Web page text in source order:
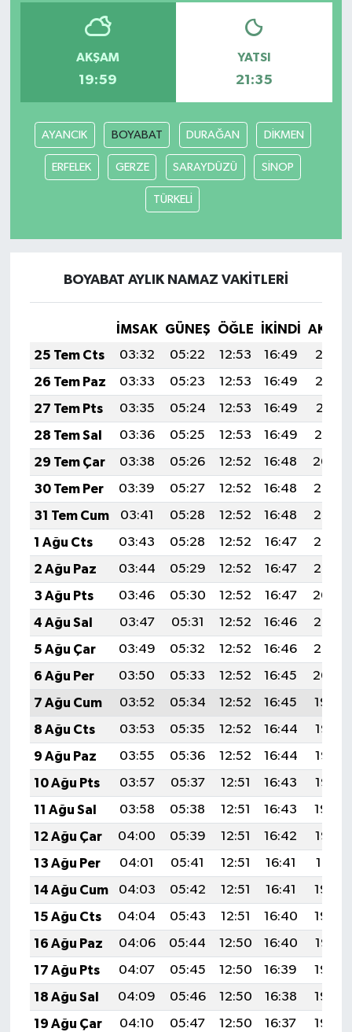
AKŞAM
19:59
YATSI
21:35
AYANCIK BOYABAT DURAĞAN DİKMEN
ERFELEK GERZE SARAYDÜZÜ SİNOP
TÜRKELİ
BOYABAT AYLIK NAMAZ VAKITLERI
İMSAK GÜNEŞ ÖĞLE İKINDI
25 Tem Cts
03:32 05:22 12:53 16:49
20:13
26 Tem Paz
03:33 05:23 12:53 16:49
20:12
27 Tem Pts
03:35 05:24 12:53 16:49
20:11
28 Tem Sal
03:36 05:25 12:53 16:49
20:10
29 Tem Çar
03:38 05:26 12:52 16:48
20:09
30 Tem Per
03:39 05:27 12:52 16:48
20:08
31 Tem Cum
03:41 05:28 12:52 16:48
20:07
1 Ağu Cts
03:43 05:28 12:52 16:47
20:06
2 Ağu Paz
03:44 05:29 12:52 16:47
20:05
3 Ağu Pts
03:46 05:30 12:52 16:47
20:04
4 Ağu Sal
03:47 05:31 12:52 16:46
20:03
5 Ağu Çar
03:49 05:32 12:52 16:46
20:02
6 Ağu Per
03:50 05:33 12:52 16:45
20:00
7 Ağu Cum
03:52 05:34 12:52 16:45
19:59
8 Ağu Cts
03:53 05:35 12:52 16:44
19:58
9 Ağu Paz
03:55 05:36 12:52 16:44
19:57
10 Ağu Pts
03:57 05:37 12:51 16:43
19:55
11 Ağu Sal
03:58 05:38 12:51 16:43
19:54
12 Ağu Çar
04:00 05:39 12:51 16:42
19:53
13 Ağu Per
04:01 05:41 12:51 16:41
19:51
14 Ağu Cum
04:03 05:42 12:51 16:41
19:50
15 Ağu Cts
04:04 05:43 12:51 16:40
19:49
16 Ağu Paz
04:06 05:44 12:50 16:40
19:47
17 Ağu Pts
04:07 05:45 12:50 16:39
19:46
18 Ağu Sal
04:09 05:46 12:50 16:38
19:44
19 Ağu Çar
04:10 05:47 12:50 16:37
19:43